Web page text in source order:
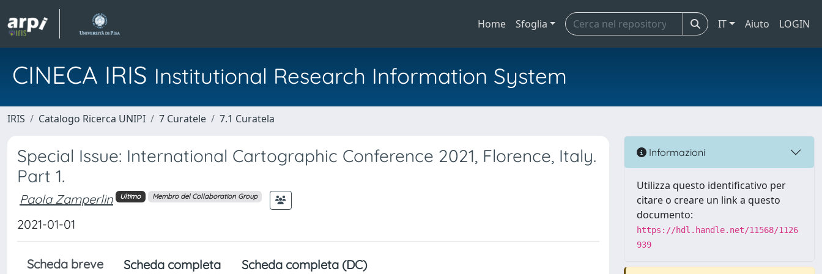
Home Sfoglia IT Aiuto LOGIN
CINECA IRIS Institutional Research Information System
IRIS Catalogo Ricerca UNIPI 7 Curatele 7.1 Curatela
Special Issue: International Cartographic Conference 2021, Florence, Italy.
Part 1.
Paola Zamperlin Ultimo Membro del Collaboration Group
2021-01-01
Scheda breve Scheda completa Scheda completa (DC)
Informazioni
Utilizza questo identificativo per
citare o creare un link a questo
documento:
https://hdl.handle.net/11568/1126
939